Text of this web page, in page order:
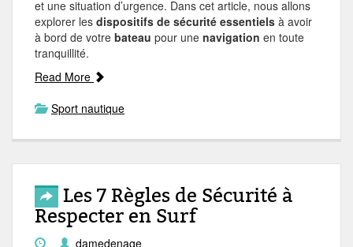
et une situation d’urgence. Dans cet article, nous allons
explorer les dispositifs de sécurité essentiels à avoir
à bord de votre bateau pour une navigation en toute
tranquillité.
Read More
Sport nautique
Les 7 Règles de Sécurité à
Respecter en Surf
damedenage